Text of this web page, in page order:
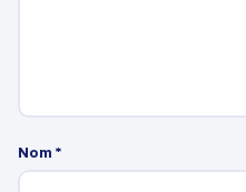
Nom *